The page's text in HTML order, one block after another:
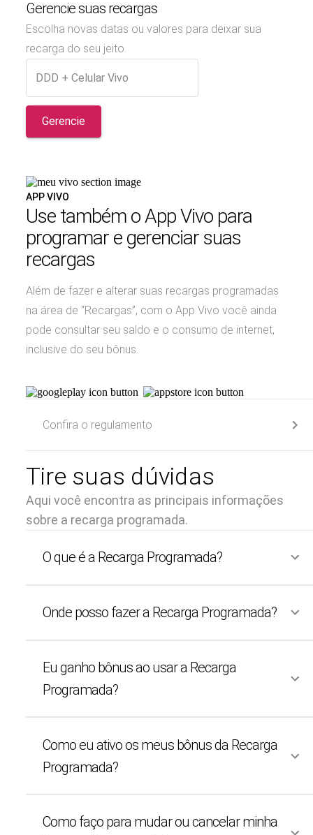
Gerencie suas recargas
Escolha novas datas ou valores para deixar sua
recarga do seu jeito.
DDD + Celular Vivo
Gerencie
APP VIVO
Use também o App Vivo para
programar e gerenciar suas
recargas
Além de fazer e alterar suas recargas programadas
na área de “Recargas”, com o App Vivo você ainda
pode consultar seu saldo e o consumo de internet,
inclusive do seu bônus.
Confira o regulamento
Tire suas dúvidas
Aqui você encontra as principais informações
sobre a recarga programada.
O que é a Recarga Programada?
Onde posso fazer a Recarga Programada?
Eu ganho bônus ao usar a Recarga
Programada?
Como eu ativo os meus bônus da Recarga
Programada?
Como faço para mudar ou cancelar minha